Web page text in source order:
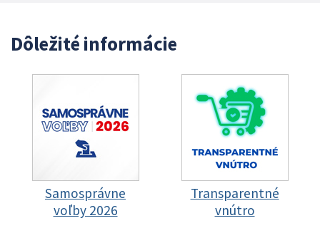
Dôležité informácie
Samosprávne
voľby 2026
Transparentné
vnútro